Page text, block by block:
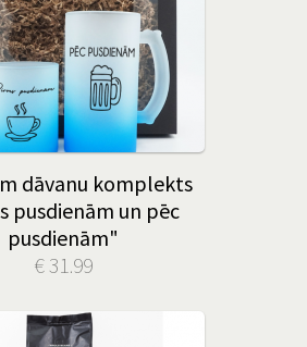
dāvanu komplekts
pusdienām un pēc
pusdienām"
€ 31.99